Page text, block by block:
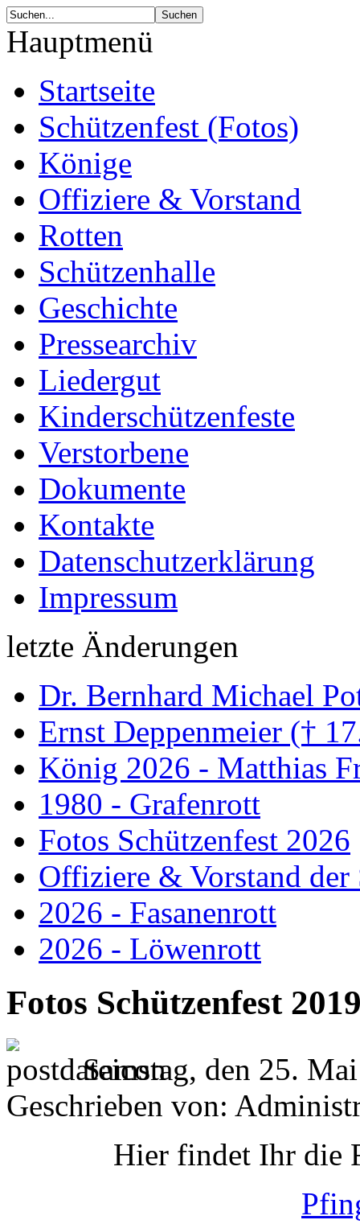
Hauptmenü
Startseite
Schützenfest (Fotos)
Könige
Offiziere & Vorstand
Rotten
Schützenhalle
Geschichte
Pressearchiv
Liedergut
Kinderschützenfeste
Verstorbene
Dokumente
Kontakte
Datenschutzerklärung
Impressum
letzte Änderungen
Dr. Bernhard Michael
Ernst Deppenmeier (†
König 2026 - Matthias
1980 - Grafenrott
Fotos Schützenfest 2026
Offiziere & Vorstand der
2026 - Fasanenrott
2026 - Löwenrott
Fotos Schützenfest
Samstag, den 25.
Geschrieben von:
Hier findet Ihr die